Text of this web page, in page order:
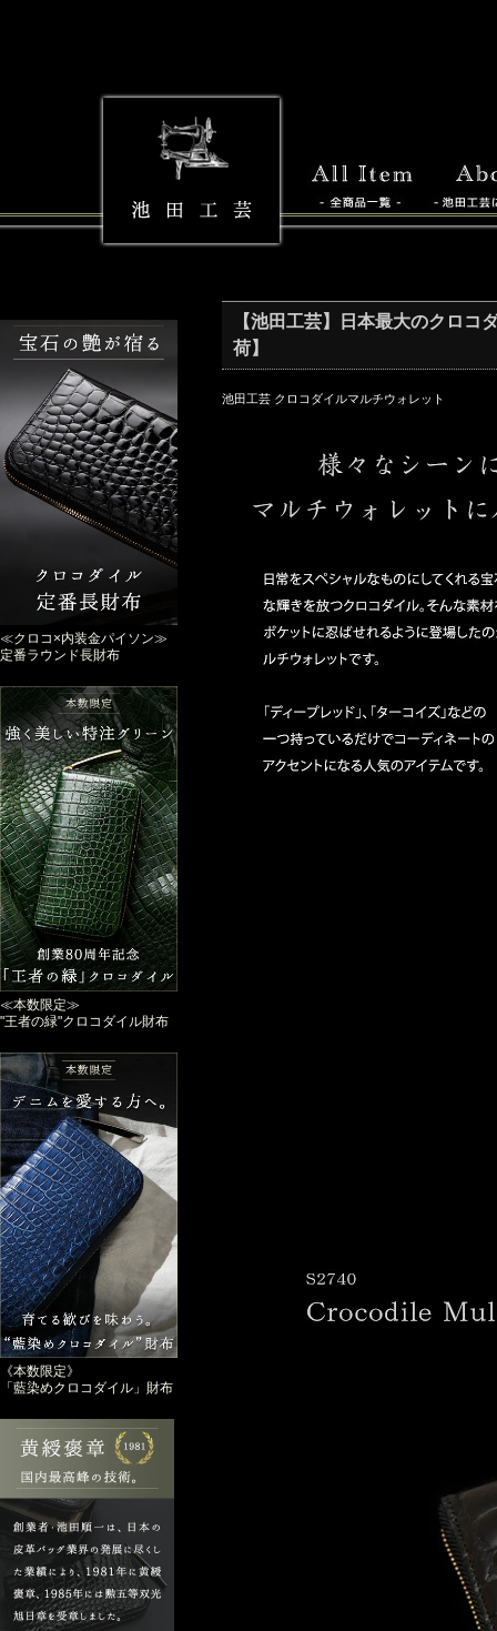
≪クロコ×内装金パイソン≫
定番ラウンド長財布
≪本数限定≫
"王者の緑"クロコダイル財布
《本数限定》
「藍染めクロコダイル」財布
【池田工芸】日本最大のクロ
荷】
池田工芸 クロコダイルマルチウォレット